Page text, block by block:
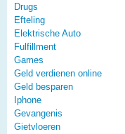
Drugs
Efteling
Elektrische Auto
Fulfillment
Games
Geld verdienen online
Geld besparen
Iphone
Gevangenis
Gietvloeren